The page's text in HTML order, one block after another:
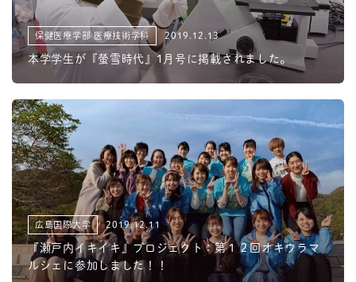
保健医療学部 医療技術学科 2019.12.13
本学学生が『螢雪時代』1月号に掲載されました。
広島国際大学 2019.12.11
『瀬戸内イキイキ』プロジェクト：第１２回オキウラマ
ルシェに参加しました！！